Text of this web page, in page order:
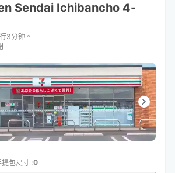
Sendai Ichibancho 4-
3分钟。
提包尺寸 :0